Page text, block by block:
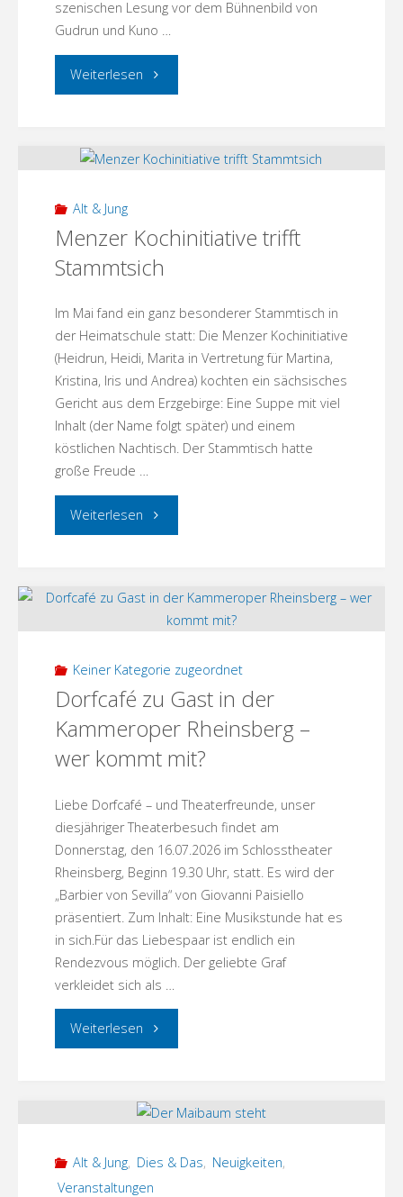
szenischen Lesung vor dem Bühnenbild von
Gudrun und Kuno …
Weiterlesen "Fisch
Viert
Zehdenicker
Theaterclub
Nachbar“
in
Menz"
Alt & Jung
Menzer Kochinitiative trifft
Stammtsich
Im Mai fand ein ganz besonderer Stammtisch in
der Heimatschule statt: Die Menzer Kochinitiative
(Heidrun, Heidi, Marita in Vertretung für Martina,
Kristina, Iris und Andrea) kochten ein sächsisches
Gericht aus dem Erzgebirge: Eine Suppe mit viel
Inhalt (der Name folgt später) und einem
köstlichen Nachtisch. Der Stammtisch hatte
große Freude …
Weiterlesen "Menzer
trifft
Stammtsich"
Keiner Kategorie zugeordnet
Dorfcafé zu Gast in der
Kammeroper Rheinsberg –
wer kommt mit?
Liebe Dorfcafé – und Theaterfreunde, unser
diesjähriger Theaterbesuch findet am
Donnerstag, den 16.07.2026 im Schlosstheater
Rheinsberg, Beginn 19.30 Uhr, statt. Es wird der
„Barbier von Sevilla“ von Giovanni Paisiello
präsentiert. Zum Inhalt: Eine Musikstunde hat es
in sich.Für das Liebespaar ist endlich ein
Rendezvous möglich. Der geliebte Graf
verkleidet sich als …
Weiterlesen "Dorfcafé
Gast
der
Alt & Jung, Dies & Das, Neuigkeiten,
Veranstaltungen